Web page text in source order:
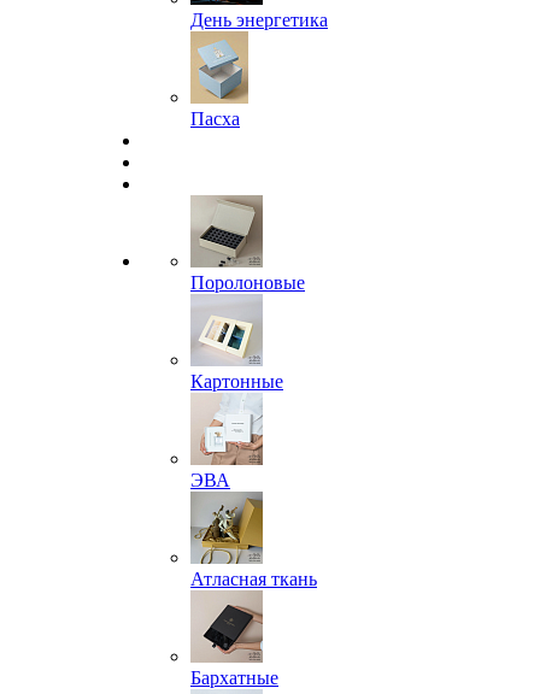
День энергетика
Пасха
Поролоновые
Картонные
ЭВА
Атласная ткань
Бархатные